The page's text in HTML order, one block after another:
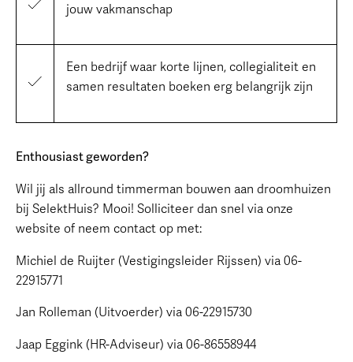
jouw vakmanschap
Een bedrijf waar korte lijnen, collegialiteit en
samen resultaten boeken erg belangrijk zijn
Enthousiast geworden?
Wil jij als allround timmerman bouwen aan droomhuizen
bij SelektHuis? Mooi! Solliciteer dan snel via onze
website of neem contact op met:
Michiel de Ruijter (Vestigingsleider Rijssen) via 06-
22915771
Jan Rolleman (Uitvoerder) via 06-22915730
Jaap Eggink (HR-Adviseur) via 06-86558944